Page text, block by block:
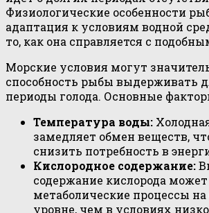
Физиологические особенности
адаптация к условиям водной
то, как она справляется с
Морские условия могут
способность рыбы выдерживать
периоды голода. Основные
Температура воды:
замедляет обмен веществ,
снизить потребность в
Кислородное содержание:
содержание кислорода
метаболические процессы
уровне, чем в условиях